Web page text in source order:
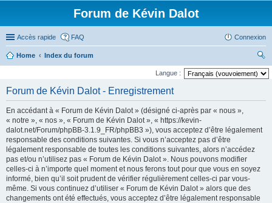
Forum de Kévin Dalot
Accès rapide FAQ Connexion
Home
Index du forum
ec
ch
Langue :
Forum de Kévin Dalot - Enregistrement
En accédant à « Forum de Kévin Dalot » (désigné ci-après par « nous »,
« notre », « nos », « Forum de Kévin Dalot », « https://kevin-
dalot.net/Forum/phpBB-3.1.9_FR/phpBB3 »), vous acceptez d’être légalement
responsable des conditions suivantes. Si vous n’acceptez pas d’être
légalement responsable de toutes les conditions suivantes, alors n’accédez
pas et/ou n’utilisez pas « Forum de Kévin Dalot ». Nous pouvons modifier
celles-ci à n’importe quel moment et nous ferons tout pour que vous en soyez
informé, bien qu’il soit prudent de vérifier régulièrement celles-ci par vous-
même. Si vous continuez d’utiliser « Forum de Kévin Dalot » alors que des
changements ont été effectués, vous acceptez d’être légalement responsable